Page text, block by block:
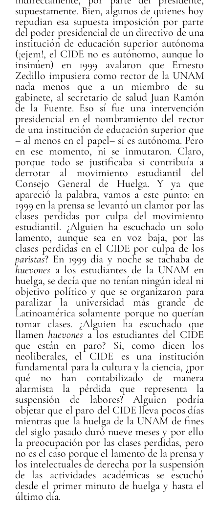
supuestamente. Bien, algunos de quienes hoy
repudian esa supuesta imposición por parte
del poder presidencial de un directivo de una
institución de educación superior autónoma
(¡ejem!, el CIDE no es autónomo, aunque lo
insinúen) en 1999 avalaron que Ernesto
Zedillo impusiera como rector de la UNAM
nada menos que a un miembro de su
gabinete, al secretario de salud Juan Ramón
de la Fuente. Eso sí fue una intervención
presidencial en el nombramiento del rector
de una institución de educación superior que
– al menos en el papel– sí es autónoma. Pero
en ese momento, ni se inmutaron. Claro,
porque todo se justificaba si contribuía a
derrotar al movimiento estudiantil del
Consejo General de Huelga. Y ya que
apareció la palabra, vamos a este punto: en
1999 en la prensa se levantó un clamor por las
clases perdidas por culpa del movimiento
estudiantil. ¿Alguien ha escuchado un solo
lamento, aunque sea en voz baja, por las
clases perdidas en el CIDE por culpa de los
paristas? En 1999 día y noche se tachaba de
huevones a los estudiantes de la UNAM en
huelga, se decía que no tenían ningún ideal ni
objetivo político y que se organizaron para
paralizar la universidad más grande de
Latinoamérica solamente porque no querían
tomar clases. ¿Alguien ha escuchado que
llamen huevones a los estudiantes del CIDE
que están en paro? Si, como dicen los
neoliberales, el CIDE es una institución
fundamental para la cultura y la ciencia, ¿por
qué no han contabilizado de manera
alarmista la pérdida que representa la
suspensión de labores? Alguien podría
objetar que el paro del CIDE lleva pocos días
mientras que la huelga de la UNAM de fines
del siglo pasado duró nueve meses y por ello
la preocupación por las clases perdidas, pero
no es el caso porque el lamento de la prensa y
los intelectuales de derecha por la suspensión
de las actividades académicas se escuchó
desde el primer minuto de huelga y hasta el
último día.